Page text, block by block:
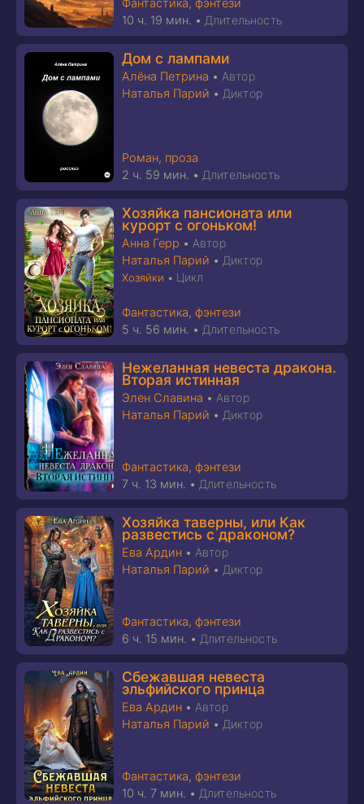
Фантастика, фэнтези
10 ч. 19 мин. • Длительность
Дом с лампами
Алёна Петрина • Автор
Наталья Парий • Диктор
Роман, проза
2 ч. 59 мин. • Длительность
Хозяйка пансионата или
курорт с огоньком!
Анна Герр • Автор
Наталья Парий • Диктор
Хозяйки • Цикл
Фантастика, фэнтези
5 ч. 56 мин. • Длительность
Нежеланная невеста дракона.
Вторая истинная
Элен Славина • Автор
Наталья Парий • Диктор
Фантастика, фэнтези
7 ч. 13 мин. • Длительность
Хозяйка таверны, или Как
развестись с драконом?
Ева Ардин • Автор
Наталья Парий • Диктор
Фантастика, фэнтези
6 ч. 15 мин. • Длительность
Сбежавшая невеста
эльфийского принца
Ева Ардин • Автор
Наталья Парий • Диктор
Фантастика, фэнтези
10 ч. 7 мин. • Длительность